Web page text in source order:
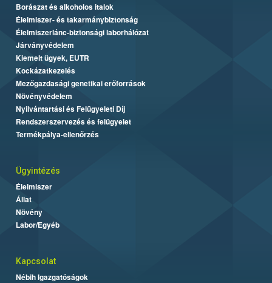
Borászat és alkoholos italok
Élelmiszer- és takarmánybiztonság
Élelmiszerlánc-biztonsági laborhálózat
Járványvédelem
Kiemelt ügyek, EUTR
Kockázatkezelés
Mezőgazdasági genetikai erőforrások
Növényvédelem
Nyilvántartási és Felügyeleti Díj
Rendszerszervezés és felügyelet
Termékpálya-ellenőrzés
Ügyintézés
Élelmiszer
Állat
Növény
Labor/Egyéb
Kapcsolat
Nébih Igazgatóságok